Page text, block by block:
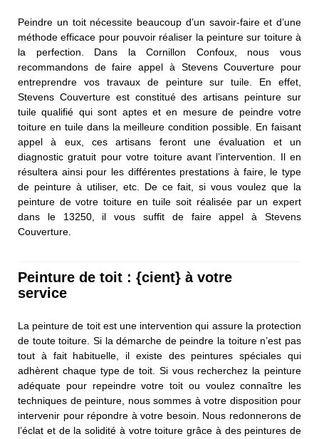
Peindre un toit nécessite beaucoup d’un savoir-faire et d’une
méthode efficace pour pouvoir réaliser la peinture sur toiture à
la perfection. Dans la Cornillon Confoux, nous vous
recommandons de faire appel à Stevens Couverture pour
entreprendre vos travaux de peinture sur tuile. En effet,
Stevens Couverture est constitué des artisans peinture sur
tuile qualifié qui sont aptes et en mesure de peindre votre
toiture en tuile dans la meilleure condition possible. En faisant
appel à eux, ces artisans feront une évaluation et un
diagnostic gratuit pour votre toiture avant l’intervention. Il en
résultera ainsi pour les différentes prestations à faire, le type
de peinture à utiliser, etc. De ce fait, si vous voulez que la
peinture de votre toiture en tuile soit réalisée par un expert
dans le 13250, il vous suffit de faire appel à Stevens
Couverture.
Peinture de toit : {cient} à votre
service
La peinture de toit est une intervention qui assure la protection
de toute toiture. Si la démarche de peindre la toiture n’est pas
tout à fait habituelle, il existe des peintures spéciales qui
adhèrent chaque type de toit. Si vous recherchez la peinture
adéquate pour repeindre votre toit ou voulez connaître les
techniques de peinture, nous sommes à votre disposition pour
intervenir pour répondre à votre besoin. Nous redonnerons de
l’éclat et de la solidité à votre toiture grâce à des peintures de